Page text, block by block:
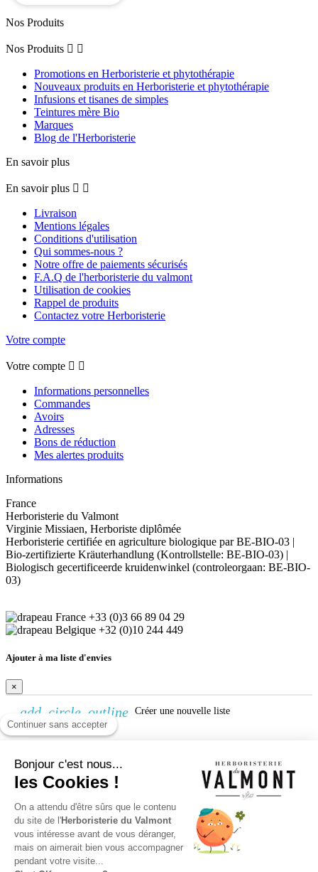
Continuer sans accepter
Bonjour c'est nous...
les Cookies !
On a attendu d'être sûrs que le contenu
du site de l'Herboristerie du Valmont
vous intéresse avant de vous déranger,
mais on aimerait bien vous accompagner
pendant votre visite...
Nos Produits
Nos Produits  
Promotions en Herboristerie et phytothérapie
Nouveaux produits en Herboristerie et phytothérapie
Infusions et tisanes de simples
Teintures mère Bio
Marques
Blog de l'Herboristerie
En savoir plus
En savoir plus  
Livraison
Mentions légales
Conditions d'utilisation
Qui sommes-nous ?
Notre offre de paiements sécurisés
F.A.Q de l'herboristerie du valmont
Utilisation de cookies
Rappel de produits
Contactez votre Herboristerie
Votre compte
Votre compte  
Informations personnelles
Commandes
Avoirs
Adresses
Bons de réduction
Mes alertes produits
Informations
France
Herboristerie du Valmont
Virginie Missiaen, Herboriste diplômée
Herboristerie certifiée en agriculture biologique par BE-BIO-03 |
Bio-zertifizierte Kräuterhandlung (Kontrollstelle: BE-BIO-03) |
Biologisch gecertificeerde kruidenwinkel (controleorgaan: BE-BIO-
03)
+33 (0)3 66 89 04 29
+32 (0)10 244 449
Ajouter à ma liste d'envies
×
add_circle_outline Créer une nouvelle liste
×
Nom de la liste d'envies
Annuler Créer une liste d'envies
Connexion
×